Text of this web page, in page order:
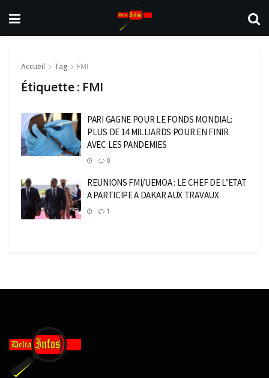
Accueil Tag FMI
Étiquette : FMI
PARI GAGNE POUR LE FONDS MONDIAL:
PLUS DE 14 MILLIARDS POUR EN FINIR
AVEC LES PANDEMIES
0
REUNIONS FMI/UEMOA : LE CHEF DE L’ETAT
A PARTICIPE A DAKAR AUX TRAVAUX
1